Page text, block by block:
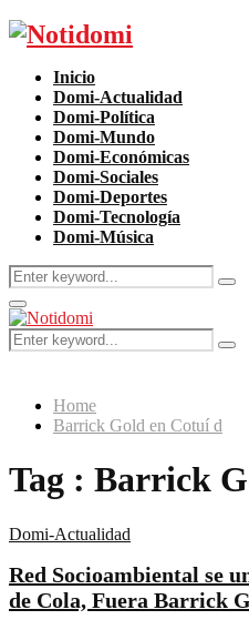
Facebook
Twitter
Instagram
Pinterest
Youtube
Inicio
Domi-Actualidad
Domi-Política
Domi-Mundo
Domi-Económicas
Domi-Sociales
Domi-Deportes
Domi-Tecnología
Domi-Música
Search
for:
Primary
Menu
Search
for:
Home
Barrick Gold en Cotuí d
Tag : Barrick
Domi-Actualidad
Red Socioambiental se
de Cola, Fuera Barrick